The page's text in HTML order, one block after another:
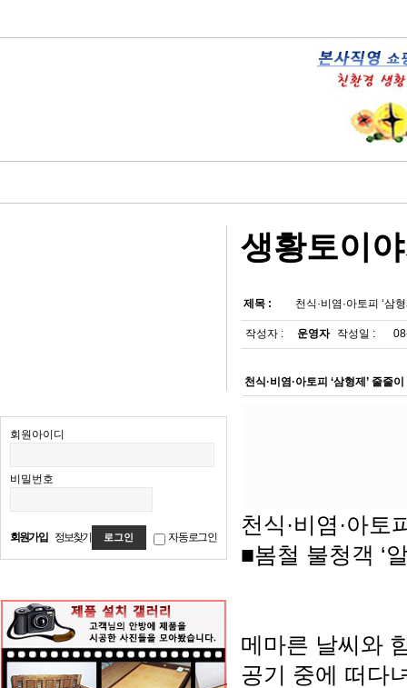
회원아이디
비밀번호
회원가입 정보찾기 자동로그인
생황토이
제목 : 천식·비염·아토피 ‘삼
작성자 : 운영자 작성일 :
천식·비염·아토피 ‘삼형제’ 줄줄
천식·비염·아토
■봄철 불청객 ‘
메마른 날씨와
공기 중에 떠다